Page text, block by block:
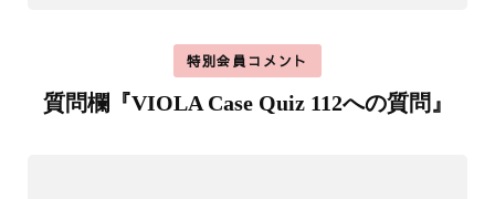
特別会員コメント
質問欄『VIOLA Case Quiz 112への質問』